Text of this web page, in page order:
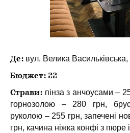
Де: вул. Велика
Бюджет: ₴₴
Страви: пінза з анчоусами –
горнозолою – 280 грн,
руколою – 255 грн, запечені
грн, качина ніжка конфі з пюре